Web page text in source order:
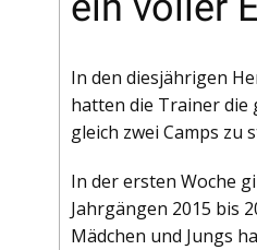
In den diesjährigen
hatten die Trainer die
gleich zwei Camps zu
In der ersten Woche
Jahrgängen 2015 bis
Mädchen und Jungs